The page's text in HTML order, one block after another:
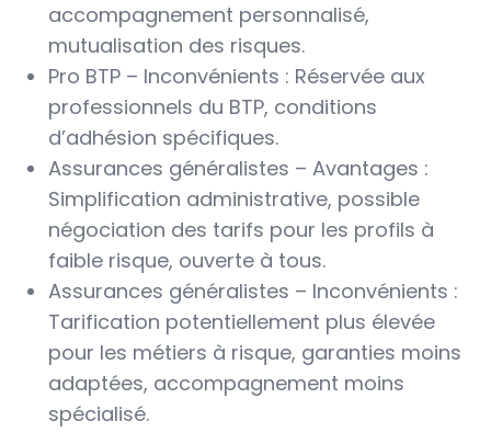
accompagnement personnalisé,
mutualisation des risques.
Pro BTP – Inconvénients : Réservée aux
professionnels du BTP, conditions
d’adhésion spécifiques.
Assurances généralistes – Avantages :
Simplification administrative, possible
négociation des tarifs pour les profils à
faible risque, ouverte à tous.
Assurances généralistes – Inconvénients :
Tarification potentiellement plus élevée
pour les métiers à risque, garanties moins
adaptées, accompagnement moins
spécialisé.